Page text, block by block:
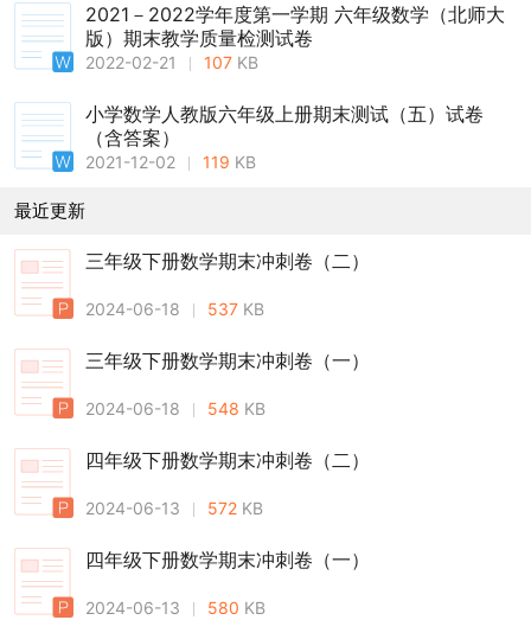
2021－2022学年度第一学期 六年级数学（北师大
版）期末教学质量检测试卷
2022-02-21 107 KB
小学数学人教版六年级上册期末测试（五）试卷
（含答案）
2021-12-02 119 KB
最近更新
三年级下册数学期末冲刺卷（二）
2024-06-18 537 KB
三年级下册数学期末冲刺卷（一）
2024-06-18 548 KB
四年级下册数学期末冲刺卷（二）
2024-06-13 572 KB
四年级下册数学期末冲刺卷（一）
2024-06-13 580 KB